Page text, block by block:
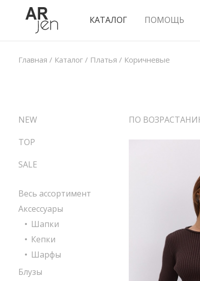
КАТАЛОГ ПОМОЩЬ
Главная / Каталог / Платья / Коричневые
ПО
NEW
TOP
SALE
Весь ассортимент
Аксессуары
Шапки
Кепки
Шарфы
Блузы